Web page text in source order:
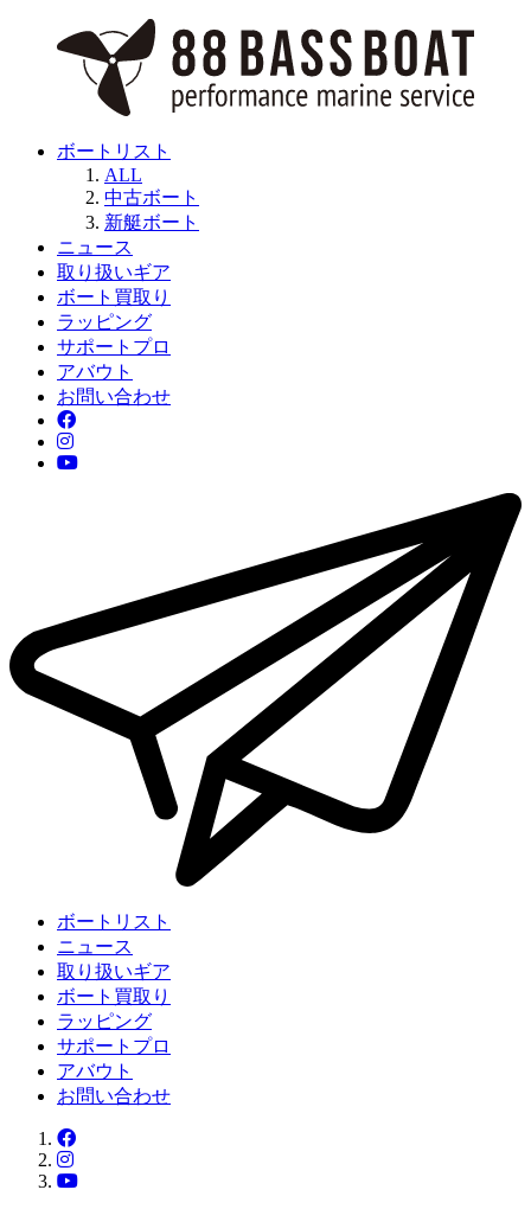
ボートリスト
ALL
中古ボート
新艇ボート
ニュース
取り扱いギア
ボート買取り
ラッピング
サポートプロ
アバウト
お問い合わせ
ボートリスト
ニュース
取り扱いギア
ボート買取り
ラッピング
サポートプロ
アバウト
お問い合わせ